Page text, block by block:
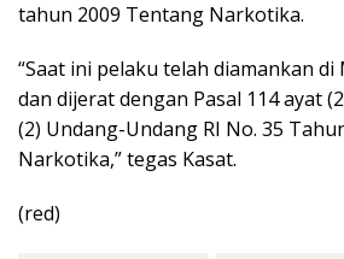
tahun 2009 Tentang Narkotika.
“Saat ini pelaku telah diamankan di
dan dijerat dengan Pasal 114 ayat
(2) Undang-Undang RI No. 35
Narkotika,” tegas Kasat.
(red)